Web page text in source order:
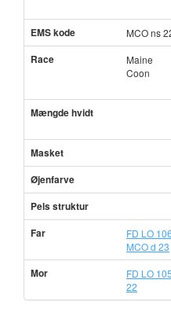
EMS kode
MCO ns
Race
Maine
Coon
Mængde hvidt
Masket
Øjenfarve
Pels struktur
Far
FD LO
MCO d 23
Mor
FD LO
22